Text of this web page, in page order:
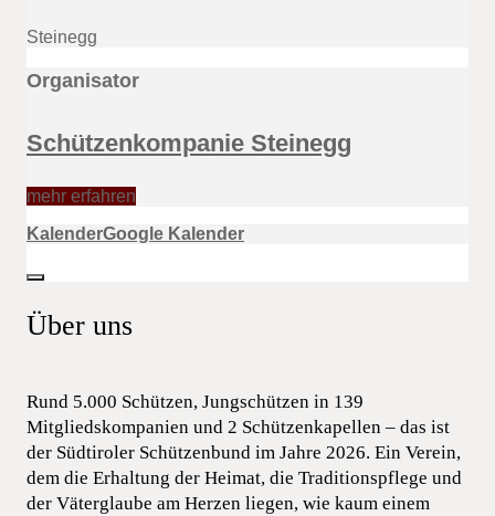
Steinegg
Organisator
Schützenkompanie Steinegg
mehr erfahren
KalenderGoogle Kalender
Über uns
Rund 5.000 Schützen, Jungschützen in 139
Mitgliedskompanien und 2 Schützenkapellen – das ist
der Südtiroler Schützenbund im Jahre 2026. Ein Verein,
dem die Erhaltung der Heimat, die Traditionspflege und
der Väterglaube am Herzen liegen, wie kaum einem